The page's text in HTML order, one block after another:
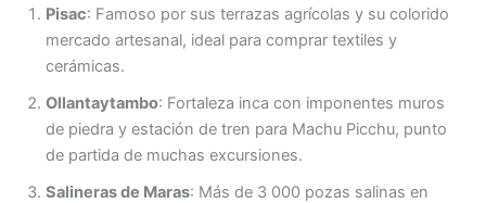
Pisac: Famoso por sus terrazas agrícolas y su colorido
mercado artesanal, ideal para comprar textiles y
cerámicas.
Ollantaytambo: Fortaleza inca con imponentes muros
de piedra y estación de tren para Machu Picchu, punto
de partida de muchas excursiones.
Salineras de Maras: Más de 3 000 pozas salinas en